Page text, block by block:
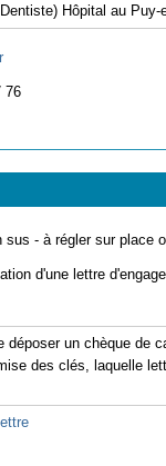
Hôpital au Puy-
76
sus - à régler sur place
d'une lettre
un chèque de
des clés, laquelle